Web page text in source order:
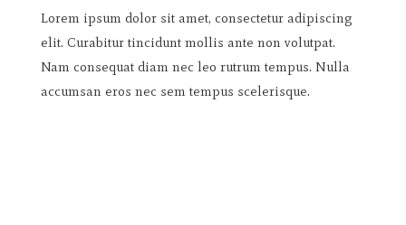
Lorem ipsum dolor sit amet, consectetur adipiscing
elit. Curabitur tincidunt mollis ante non volutpat.
Nam consequat diam nec leo rutrum tempus. Nulla
accumsan eros nec sem tempus scelerisque.